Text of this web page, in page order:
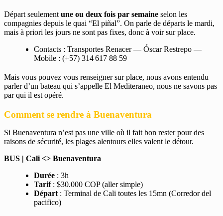
Départ seulement une ou deux fois par semaine selon les
compagnies depuis le quai “El piñal”. On parle de départs le mardi,
mais à priori les jours ne sont pas fixes, donc à voir sur place.
Contacts : Transportes Renacer — Óscar Restrepo —
Mobile : (+57) 314 617 88 59
Mais vous pouvez vous renseigner sur place, nous avons entendu
parler d’un bateau qui s’appelle El Mediteraneo, nous ne savons pas
par qui il est opéré.
Comment se rendre à Buenaventura
Si Buenaventura n’est pas une ville où il fait bon rester pour des
raisons de sécurité, les plages alentours elles valent le détour.
BUS | Cali <> Buenaventura
Durée : 3h
Tarif: $30.000 COP (aller simple)
Départ : Terminal de Cali toutes les 15mn (Corredor del
pacifico)